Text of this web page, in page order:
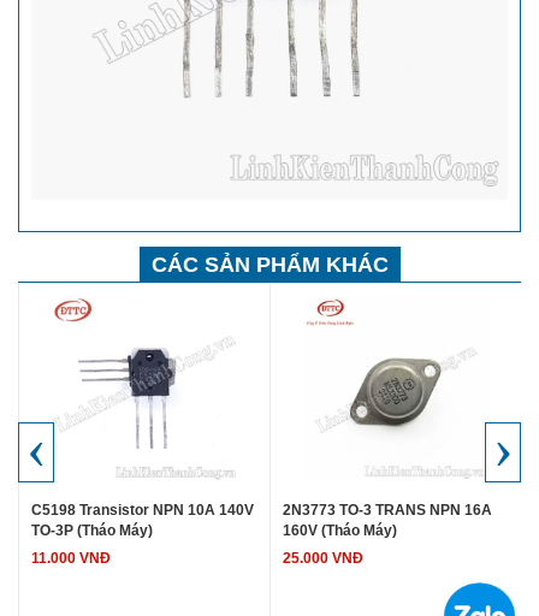
CÁC SẢN PHẨM KHÁC
C5198 Transistor NPN 10A 140V
TO-3P (Tháo Máy)
11.000 VNĐ
2N3773 TO-3 TRANS NPN 16A
160V (Tháo Máy)
25.000 VNĐ
‹ ›